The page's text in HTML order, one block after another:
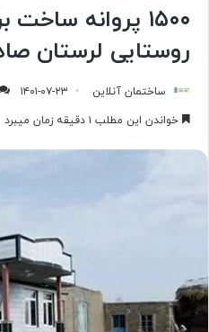
۱۵۰۰ پروانه
روستایی لرستان
ساختمان آنلاین ۱۴۰۱-۰۷-۲۳
خواندن این مطلب ۱ دقیقه زمان میبرد